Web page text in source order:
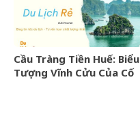
Cầu Tràng Tiền Huế: Biểu
Tượng Vĩnh Cửu Của Cố